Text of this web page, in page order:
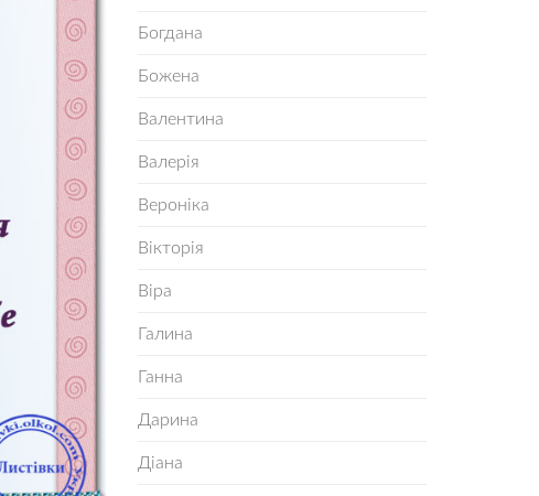
Богдана
Божена
Валентина
Валерія
Вероніка
Вікторія
Віра
Галина
Ганна
Дарина
Діана